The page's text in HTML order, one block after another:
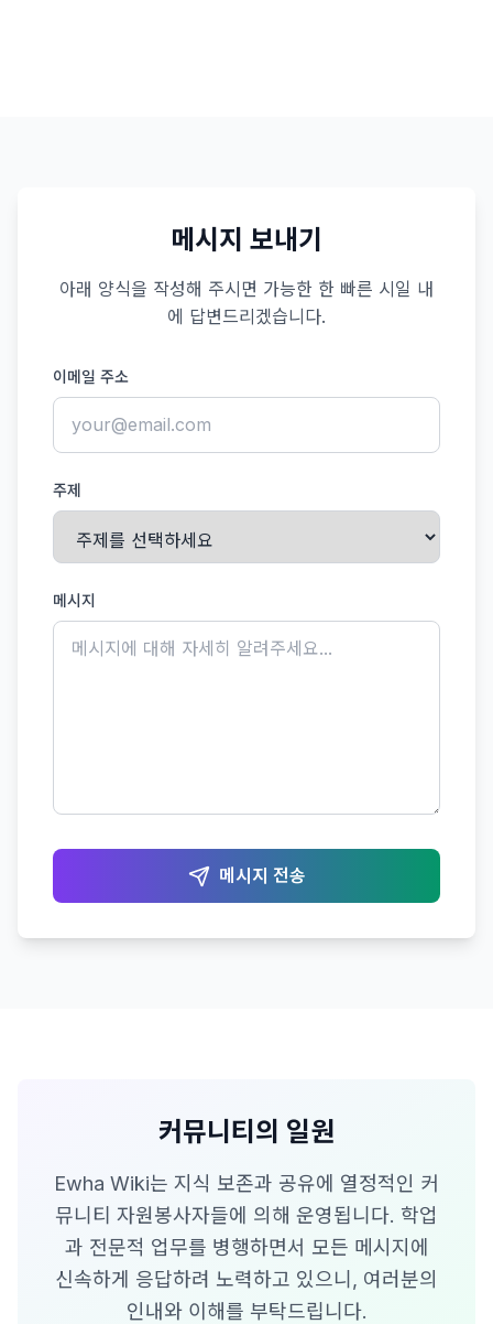
메시지 보내기
아래 양식을 작성해 주시면 가능한 한 빠른 시일 내
에 답변드리겠습니다.
이메일 주소
주제
메시지
메시지 전송
커뮤니티의 일원
Ewha Wiki는 지식 보존과 공유에 열정적인 커
뮤니티 자원봉사자들에 의해 운영됩니다. 학업
과 전문적 업무를 병행하면서 모든 메시지에
신속하게 응답하려 노력하고 있으니, 여러분의
인내와 이해를 부탁드립니다.